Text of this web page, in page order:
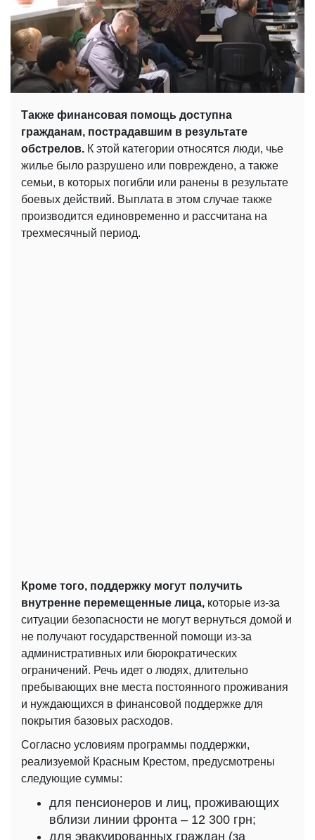
Также финансовая помощь доступна
гражданам, пострадавшим в результате
обстрелов. К этой категории относятся люди, чье
жилье было разрушено или повреждено, а также
семьи, в которых погибли или ранены в результате
боевых действий. Выплата в этом случае также
производится единовременно и рассчитана на
трехмесячный период.
Кроме того, поддержку могут получить
внутренне перемещенные лица, которые из-за
ситуации безопасности не могут вернуться домой и
не получают государственной помощи из-за
административных или бюрократических
ограничений. Речь идет о людях, длительно
пребывающих вне места постоянного проживания
и нуждающихся в финансовой поддержке для
покрытия базовых расходов.
Согласно условиям программы поддержки,
реализуемой Красным Крестом, предусмотрены
следующие суммы:
для пенсионеров и лиц, проживающих
вблизи линии фронта – 12 300 грн;
для эвакуированных граждан (за